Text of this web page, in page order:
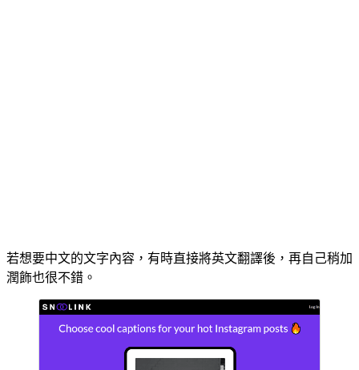
若想要中文的文字內容，有時直接將英文翻譯後，再自己稍加
潤飾也很不錯。